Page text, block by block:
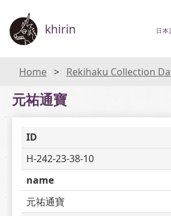
khirin 日本
Home Rekihaku Collection Database (Collections Database of
元祐通寶
ID
H-242-23-38-10
name
元祐通寶